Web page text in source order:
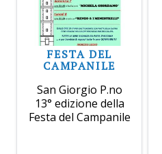
FESTA DEL
CAMPANILE
San Giorgio P.no
13° edizione della
Festa del Campanile